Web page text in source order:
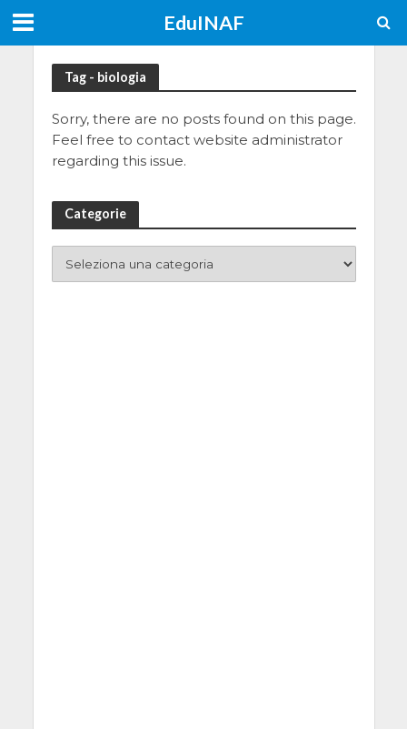
EduINAF
Tag - biologia
Sorry, there are no posts found on this page.
Feel free to contact website administrator
regarding this issue.
Categorie